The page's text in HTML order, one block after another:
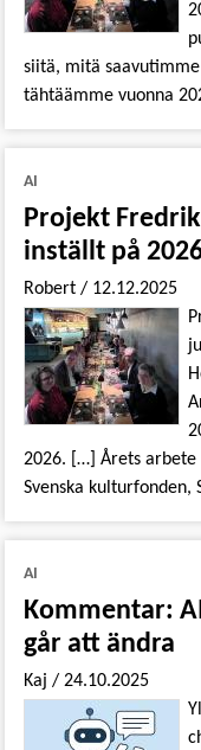
siitä, mitä
tähtäämme vuonna
AI
Projekt
inställt på
Robert/ 12.12.2025
2026. […] Årets arbete
Svenska kulturfonden,
AI
Kommentar:
går att ändra
Kaj/24.10.2025